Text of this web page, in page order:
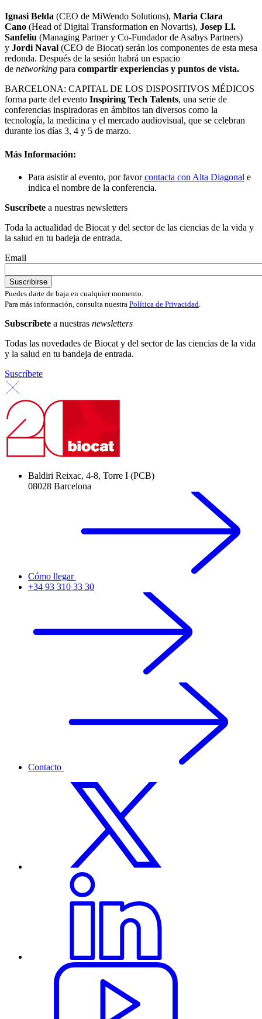
Ignasi Belda (CEO de MiWendo Solutions), Maria Clara
Cano (Head of Digital Transformation en Novartis), Josep Ll.
Sanfeliu (Managing Partner y Co-Fundador de Asabys Partners)
y Jordi Naval (CEO de Biocat) serán los componentes de esta mesa
redonda. Después de la sesión habrá un espacio
de networking para compartir experiencias y puntos de vista.
BARCELONA: CAPITAL DE LOS DISPOSITIVOS MÉDICOS
forma parte del evento Inspiring Tech Talents, una serie de
conferencias inspiradoras en ámbitos tan diversos como la
tecnología, la medicina y el mercado audiovisual, que se celebran
durante los días 3, 4 y 5 de marzo.
Más Información:
Para asistir al evento, por favorcontacta con Alta Diagonal e
indica el nombre de la conferencia.
Suscríbete a nuestras newsletters
Toda la actualidad de Biocat y del sector de las ciencias de la vida y
la salud en tu badeja de entrada.
Email
Puedes darte de baja en cualquier momento.
Para más información, consulta nuestra Política de Privacidad
Subscríbete a nuestras newsletters
Todas las novedades de Biocat y del sector de las ciencias de la vida
y la salud en tu bandeja de entrada.
Suscríbete
Baldiri Reixac, 4-8, Torre I (PCB)
08028 Barcelona
Cómo llegar
+34 93 310 33 30
Contacto